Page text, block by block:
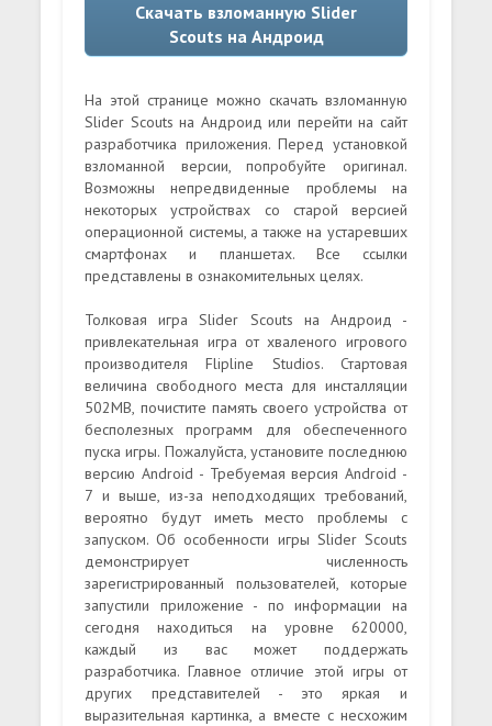
Скачать взломанную Slider
Scouts на Андроид
На этой странице можно скачать взломанную
Slider Scouts на Андроид или перейти на сайт
разработчика приложения. Перед установкой
взломанной версии, попробуйте оригинал.
Возможны непредвиденные проблемы на
некоторых устройствах со старой версией
операционной системы, а также на устаревших
смартфонах и планшетах. Все ссылки
представлены в ознакомительных целях.
Толковая игра Slider Scouts на Андроид -
привлекательная игра от хваленого игрового
производителя Flipline Studios. Стартовая
величина свободного места для инсталляции
502MB, почистите память своего устройства от
бесполезных программ для обеспеченного
пуска игры. Пожалуйста, установите последнюю
версию Android - Требуемая версия Android -
7 и выше, из-за неподходящих требований,
вероятно будут иметь место проблемы с
запуском. Об особенности игры Slider Scouts
демонстрирует численность
зарегистрированный пользователей, которые
запустили приложение - по информации на
сегодня находиться на уровне 620000,
каждый из вас может поддержать
разработчика. Главное отличие этой игры от
других представителей - это яркая и
выразительная картинка, а вместе с несхожим